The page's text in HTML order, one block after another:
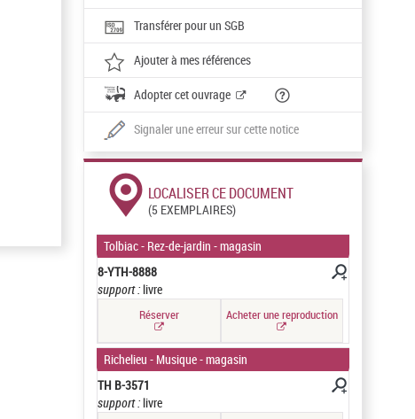
Transférer pour un SGB
Ajouter à mes références
Adopter cet ouvrage
Signaler une erreur sur cette notice
LOCALISER CE DOCUMENT
(5 EXEMPLAIRES)
Tolbiac - Rez-de-jardin - magasin
8-YTH-8888
support :livre
Réserver Acheter une reproduction
Richelieu - Musique - magasin
TH B-3571
support :livre